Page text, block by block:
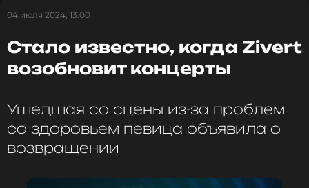
04 июля 2024, 13:00
Стало известно, когда Zivert
возобновит концерты
Ушедшая со сцены из-за проблем
со здоровьем певица объявила о
возвращении